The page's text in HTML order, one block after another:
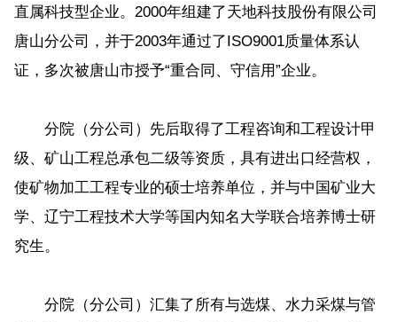
直属科技型企业。2000年组建了天地科技股份有限公司
唐山分公司，并于2003年通过了ISO9001质量体系认
证，多次被唐山市授予“重合同、守信用”企业。
分院（分公司）先后取得了工程咨询和工程设计甲
级、矿山工程总承包二级等资质，具有进出口经营权，
使矿物加工工程专业的硕士培养单位，并与中国矿业大
学、辽宁工程技术大学等国内知名大学联合培养博士研
究生。
分院（分公司）汇集了所有与选煤、水力采煤与管